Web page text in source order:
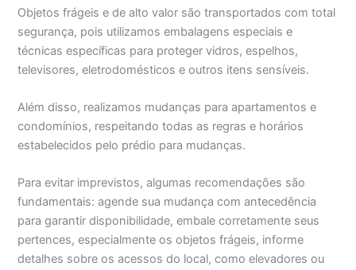
Objetos frágeis e de alto valor são transportados com total
segurança, pois utilizamos embalagens especiais e
técnicas específicas para proteger vidros, espelhos,
televisores, eletrodomésticos e outros itens sensíveis.
Além disso, realizamos mudanças para apartamentos e
condomínios, respeitando todas as regras e horários
estabelecidos pelo prédio para mudanças.
Para evitar imprevistos, algumas recomendações são
fundamentais: agende sua mudança com antecedência
para garantir disponibilidade, embale corretamente seus
pertences, especialmente os objetos frágeis, informe
detalhes sobre os acessos do local, como elevadores ou